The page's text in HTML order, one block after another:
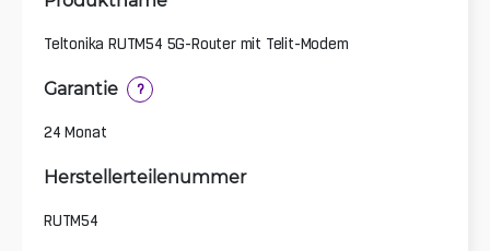
Teltonika RUTM54 5G-Router mit Telit-Modem
Garantie ?
24 Monat
Herstellerteilenummer
RUTM54